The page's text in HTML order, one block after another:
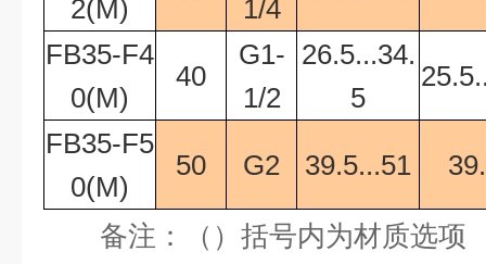
2(M)
1/4
FB35-F4
0(M)
40
G1-
1/2
26.5...34.
5
FB35-F5
0(M)
50 G2 39.5...51
备注：（）括号内为材质选项